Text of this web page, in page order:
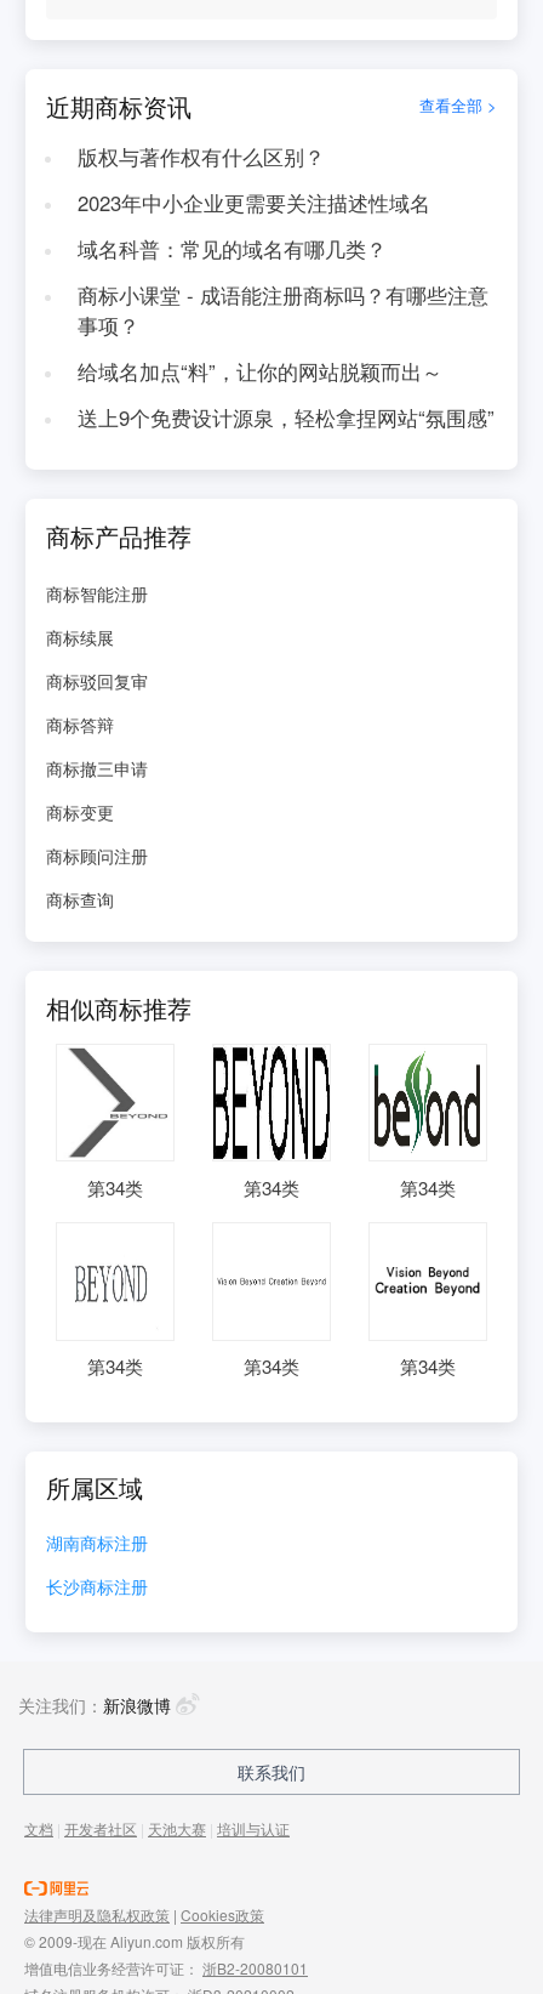
近期商标资讯 查看全部 >
版权与著作权有什么区别？
2023年中小企业更需要关注描述性域名
域名科普：常见的域名有哪几类？
商标小课堂 - 成语能注册商标吗？有哪些注意
事项？
给域名加点“料”，让你的网站脱颖而出～
送上9个免费设计源泉，轻松拿捏网站“氛围感”
商标产品推荐
商标智能注册
商标续展
商标驳回复审
商标答辩
商标撤三申请
商标变更
商标顾问注册
商标查询
相似商标推荐
第34类 第34类 第34类
第34类 第34类 第34类
所属区域
湖南商标注册
长沙商标注册